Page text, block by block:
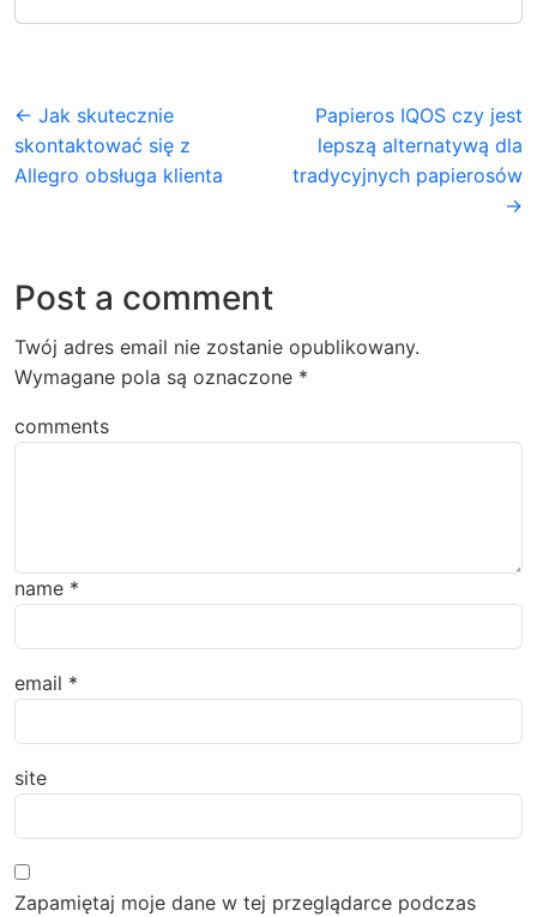
← Jak skutecznie
skontaktować się z
Allegro obsługa klienta
Papieros IQOS czy jest
lepszą alternatywą dla
tradycyjnych papierosów
→
Post a comment
Twój adres email nie zostanie opublikowany.
Wymagane pola są oznaczone *
comments
name *
email *
site
Zapamiętaj moje dane w tej przeglądarce podczas